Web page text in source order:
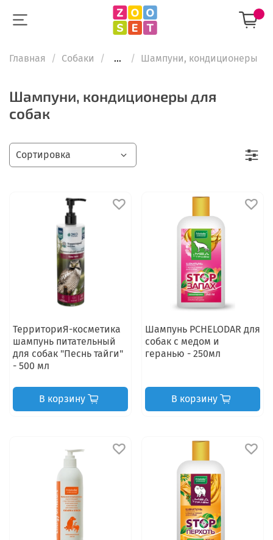
Главная Собаки ... Шампуни, кондиционеры
Шампуни, кондиционеры для
собак
ТерриториЯ-косметика
шампунь питательный
для собак "Песнь тайги"
- 500 мл
В корзину
Шампунь PCHELODAR для
собак с медом и
геранью - 250мл
В корзину